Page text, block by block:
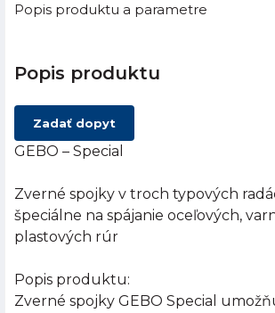
Popis produktu a parametre
Popis produktu
Zadať dopyt
GEBO – Special
Zverné spojky v troch typových
špeciálne na spájanie oceľových,
plastových rúr
Popis produktu:
Zverné spojky GEBO Special